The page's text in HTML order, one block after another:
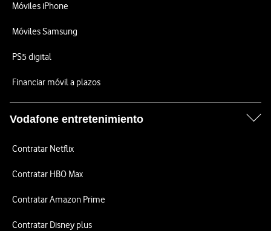
Móviles iPhone
Móviles Samsung
PS5 digital
Financiar móvil a plazos
Vodafone entretenimiento
Contratar Netflix
Contratar HBO Max
Contratar Amazon Prime
Contratar Disney plus